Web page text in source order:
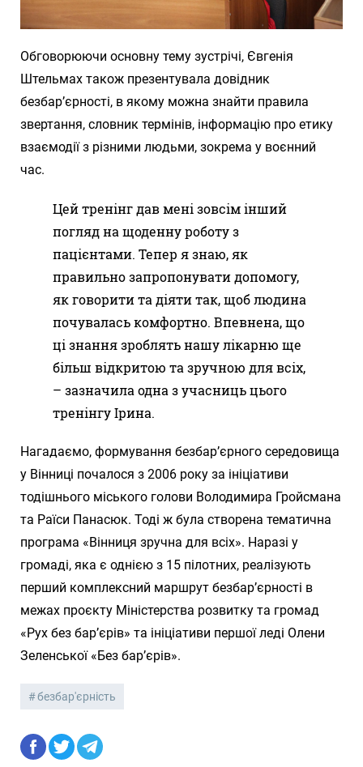
Обговорюючи основну тему зустрічі, Євгенія
Штельмах також презентувала довідник
безбар’єрності, в якому можна знайти правила
звертання, словник термінів, інформацію про етику
взаємодії з різними людьми, зокрема у воєнний
час.
Цей тренінг дав мені зовсім інший
погляд на щоденну роботу з
пацієнтами. Тепер я знаю, як
правильно запропонувати допомогу,
як говорити та діяти так, щоб людина
почувалась комфортно. Впевнена, що
ці знання зроблять нашу лікарню ще
більш відкритою та зручною для всіх,
– зазначила одна з учасниць цього
тренінгу Ірина.
Нагадаємо, формування безбар’єрного середовища
у Вінниці почалося з 2006 року за ініціативи
тодішнього міського голови Володимира Гройсмана
та Раїси Панасюк. Тоді ж була створена тематична
програма «Вінниця зручна для всіх». Наразі у
громаді, яка є однією з 15 пілотних, реалізують
перший комплексний маршрут безбар’єрності в
межах проєкту Міністерства розвитку та громад
«Рух без бар’єрів» та ініціативи першої леді Олени
Зеленської «Без бар’єрів».
безбар'єрність